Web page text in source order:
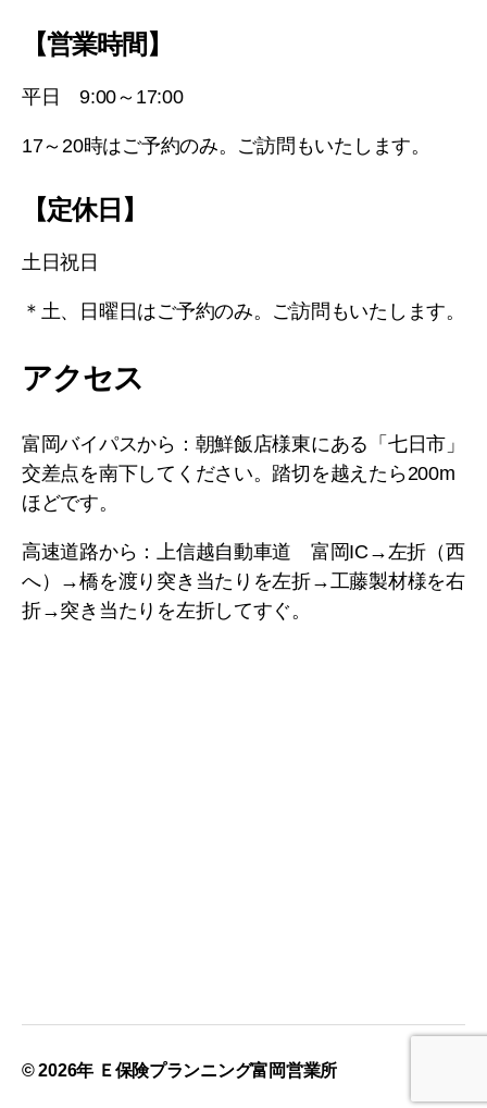
【営業時間】
平日 9:00～17:00
17～20時はご予約のみ。ご訪問もいたします。
【定休日】
土日祝日
＊土、日曜日はご予約のみ。ご訪問もいたします。
アクセス
富岡バイパスから：朝鮮飯店様東にある「七日市」
交差点を南下してください。踏切を越えたら200m
ほどです。
高速道路から：上信越自動車道 富岡IC→左折（西
へ）→橋を渡り突き当たりを左折→工藤製材様を右
折→突き当たりを左折してすぐ。
© 2026年 Ｅ保険プランニング富岡営業所